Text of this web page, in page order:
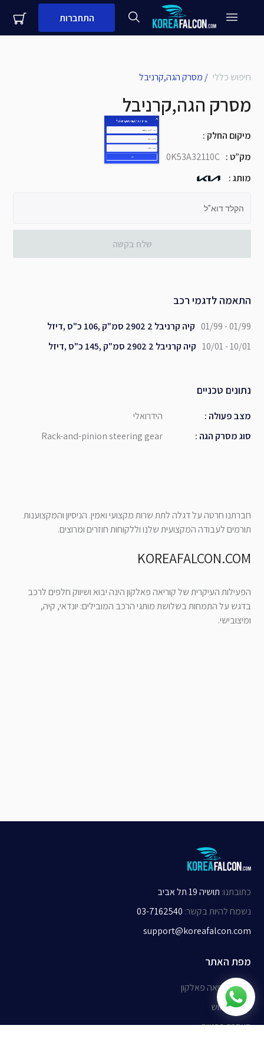
התחברות
שם + שם משפחה
מספר נייד
מסרק הגה,קרניבל / חיפוש כללי
מסרק הגה,קרניבל
: מיקום החלק
0K53A32110C :מק”ט
:מותג
הקלד דוא"ל
שלח בקשה
התאמה לדגמי רכב
קיה קרניבל 2 2902 סמ"ק ,106 כ"ס ,דיזל 01/99 - 01/99
קיה קרניבל 2 2902 סמ"ק ,145 כ"ס ,דיזל 10/01 - 10/01
נתונים טכניים
הידרואלי : מצב פעולה
Rack-and-pinion steering gear
: סוג מסרק הגה
חברתנו חרטה על דגלה לתת שרות מקצועי ואמין. הניסיון והמקצוענות
תורמים לעבודה המקצועית שלנו וללקוחות חוזרים ומרוצים.
KOREAFALCON.COM
הפעילות העיקרית של קוריאה פאלקון הינה יבוא ושיווק חלפים לרכב
בדגש על התמחות בשלושת מותגי הרכב המובילים: יונדאי, קיה,
ומיצובישי.
מפת האתר
אודות קוריאה פאלקון
תנאי שימוש
הצהרת פרטיות
תושיה 19 תל אביב :כתובתנו
03-7162540 :נשמח להיות בקשר
support@koreafalcon.com